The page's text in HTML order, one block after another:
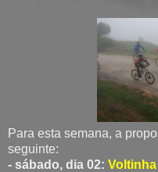
Para esta semana, a
seguinte:
- sábado, dia 02: